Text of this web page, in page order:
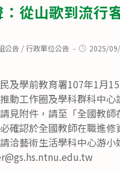
：從山歌到流行
公告 / 行政單位公告
Post2025/
及學前教育署107年1月
動工作圈及學科群科中心
見附件，請至「全國教師
確認於全國教師在職進
洽藝術生活學科中心游